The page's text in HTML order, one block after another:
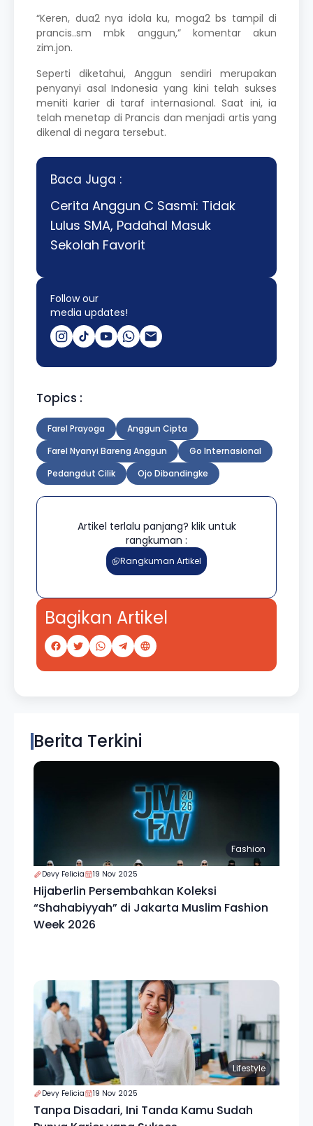
“Keren, dua2 nya idola ku, moga2 bs tampil di
prancis..sm mbk anggun,” komentar akun
zim.jon.
Seperti diketahui, Anggun sendiri merupakan
penyanyi asal Indonesia yang kini telah sukses
meniti karier di taraf internasional. Saat ini, ia
telah menetap di Prancis dan menjadi artis yang
dikenal di negara tersebut.
Baca Juga :
Cerita Anggun C Sasmi: Tidak
Lulus SMA, Padahal Masuk
Sekolah Favorit
Follow our
media updates!
Topics :
Farel Prayoga
Anggun Cipta
Farel Nyanyi Bareng Anggun
Go Internasional
Pedangdut Cilik
Ojo Dibandingke
Artikel terlalu panjang? klik untuk
rangkuman :
Rangkuman Artikel
Bagikan Artikel
Berita Terkini
Fashion
Devy Felicia 19 Nov 2025
Hijaberlin Persembahkan Koleksi
“Shahabiyyah” di Jakarta Muslim Fashion
Week 2026
Lifestyle
Devy Felicia 19 Nov 2025
Tanpa Disadari, Ini Tanda Kamu Sudah